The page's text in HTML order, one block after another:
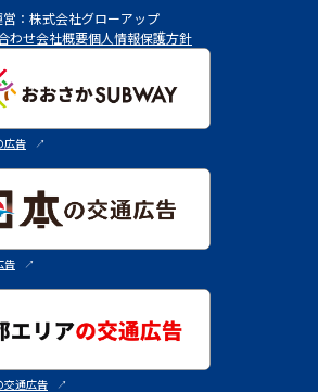
営：株式会社グローアップ
わせ会社概要個人情報保護方針
広告 ↗︎
告 ↗︎
交通広告 ↗︎